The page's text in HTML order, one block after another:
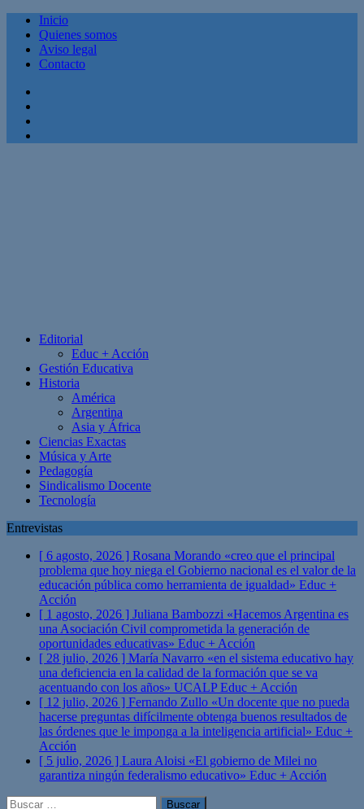
Inicio
Quienes somos
Aviso legal
Contacto
Editorial
Educ + Acción
Gestión Educativa
Historia
América
Argentina
Asia y África
Ciencias Exactas
Música y Arte
Pedagogía
Sindicalismo Docente
Tecnología
Entrevistas
[ 6 agosto, 2026 ] Rosana Morando «creo que el principal
problema que hoy niega el Gobierno nacional es el valor de la
educación pública como herramienta de igualdad» Educ +
Acción
[ 1 agosto, 2026 ] Juliana Bambozzi «Hacemos Argentina es
una Asociación Civil comprometida la generación de
oportunidades educativas» Educ + Acción
[ 28 julio, 2026 ] María Navarro «en el sistema educativo hay
una deficiencia en la calidad de la formación que se va
acentuando con los años» UCALPEduc + Acción
[ 12 julio, 2026 ] Fernando Zullo «Un docente que no pueda
hacerse preguntas difícilmente obtenga buenos resultados de
las órdenes que le imponga a la inteligencia artificial» Educ +
Acción
[ 5 julio, 2026 ] Laura Aloisi «El gobierno de Milei no
garantiza ningún federalismo educativo» Educ + Acción
Buscar: